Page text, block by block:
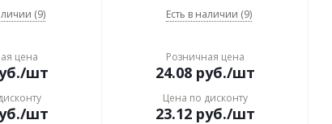
(9)
цена
/шт
/шт
Есть в наличии (9)
Розничная цена
24.08 руб./шт
Цена по дисконту
23.12 руб./шт